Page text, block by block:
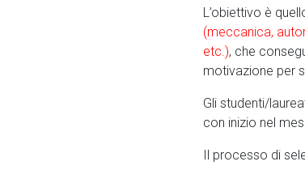
L’obiettivo è
(meccanica,
etc.), che
motivazione per
Gli studenti/
con inizio nel
Il processo di